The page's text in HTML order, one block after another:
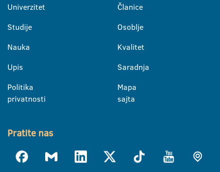
Univerzitet
Studije
Nauka
Upis
Politika
privatnosti
Članice
Osoblje
Kvalitet
Saradnja
Mapa
sajta
Pratite nas